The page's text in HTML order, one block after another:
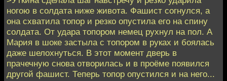
ногою в солдата ниже живота. Фашист согнулся, а
она схватила топор и резко опустила его на спину
солдата. От удара топором немец рухнул на пол. А
Мария в шоке застыла с топором в руках и боялась
даже шелохнуться. В этот момент дверь в
прачечную снова отворилась и в проёме появился
другой фашист. Теперь топор опустился и на него...